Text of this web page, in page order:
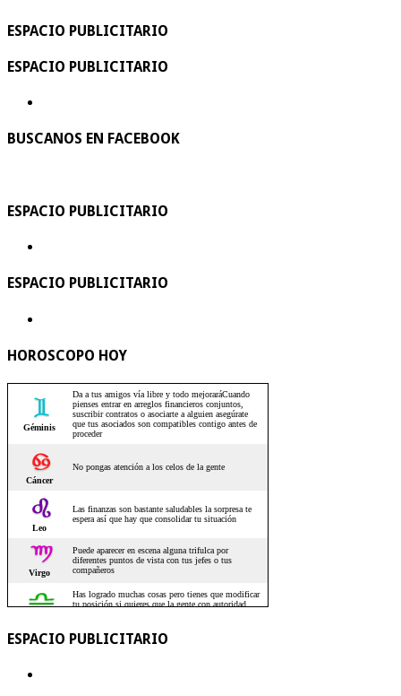
ESPACIO PUBLICITARIO
ESPACIO PUBLICITARIO
BUSCANOS EN FACEBOOK
ESPACIO PUBLICITARIO
ESPACIO PUBLICITARIO
HOROSCOPO HOY
ESPACIO PUBLICITARIO